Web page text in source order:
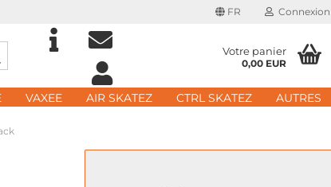
FR
Choisir la langue
Domicile
Connexion
eMail
Rechercher... Votre panier
0,00 EUR
VAXEE AIR SKATEZ CTRL SKATEZ AUTRES